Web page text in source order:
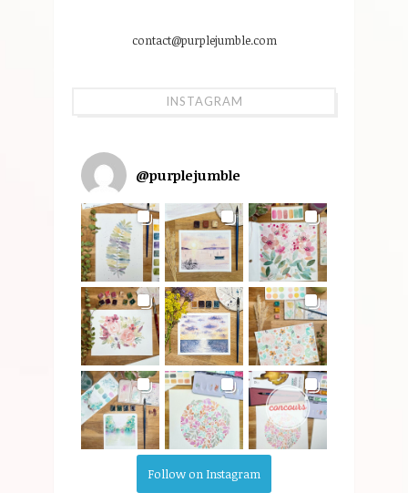
contact@purplejumble.com
INSTAGRAM
@purplejumble
Follow on Instagram